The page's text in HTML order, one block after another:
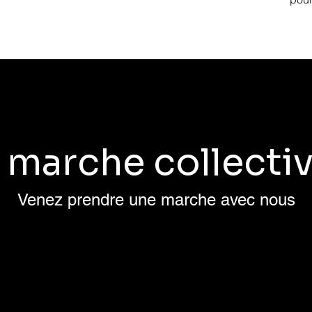
marche
Venez prendre une marche avec nous